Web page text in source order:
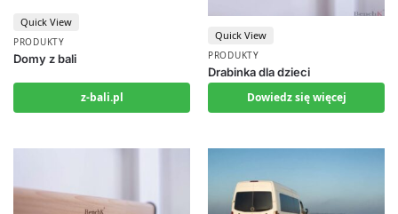
PRODUKTY
Domy z bali
z-bali.pl
Quick View
PRODUKTY
Drabinka dla dzieci
Dowiedz się więcej
Quick View